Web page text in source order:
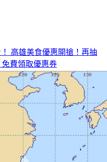
高雄美食優惠開搶！再抽
費領取優惠券